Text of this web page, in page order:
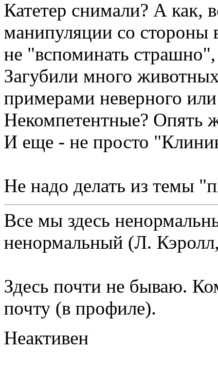
Катетер снимали? А как,
манипуляции со стороны
не "вспоминать
Загубили много
примерами неверного
Некомпетентные? Опять
И еще - не просто
Не надо делать из темы
Все мы здесь
ненормальный (Л.
Здесь почти не бываю.
почту (в профиле).
Неактивен